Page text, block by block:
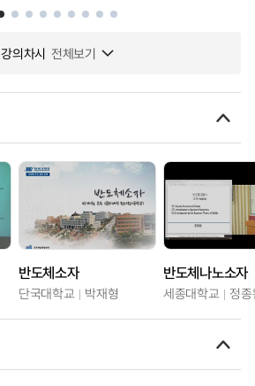
강의차시 전체보기
반도체소자
단국대학교 박재형
반도체나노소자
세종대학교 정